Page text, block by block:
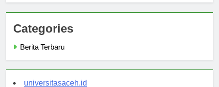
Categories